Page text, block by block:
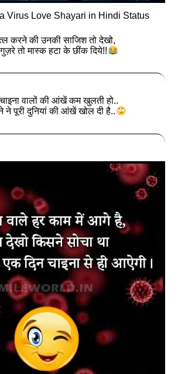
Virus Love Shayari in Hindi Status
करने की उनकी साजिश तो देखो,
तो मास्क हटा के छींक दिये!!
वालों की आंखें कम खुलती हो..
ने पूरी दुनियां की आंखें खोल दी है..